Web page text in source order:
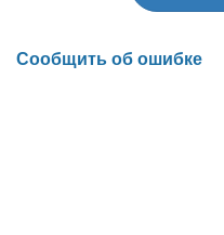
Сообщить об ошибке